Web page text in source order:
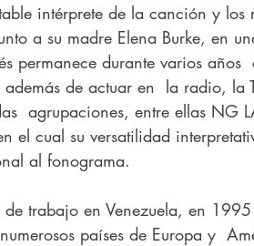
intérprete de la canción y los
a su madre Elena Burke, en
permanece durante varios
de actuar en  la radio, la
agrupaciones, entre ellas NG
el cual su versatilidad
al fonograma.
de trabajo en Venezuela, en
países de Europa y